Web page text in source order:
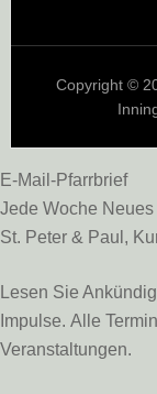
Copyright ©
E-Mail-Pfarrbrief
Jede Woche
St. Peter & Paul,
Lesen Sie
Impulse. Alle
Veranstaltungen.